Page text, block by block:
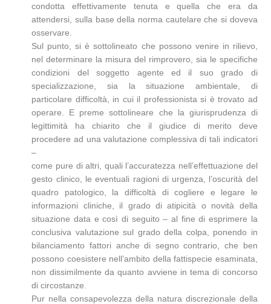
condotta effettivamente tenuta e quella che era da
attendersi, sulla base della norma cautelare che si doveva
osservare.
Sul punto, si è sottolineato che possono venire in rilievo,
nel determinare la misura del rimprovero, sia le specifiche
condizioni del soggetto agente ed il suo grado di
specializzazione, sia la situazione ambientale, di
particolare difficoltà, in cui il professionista si è trovato ad
operare. E preme sottolineare che la giurisprudenza di
legittimità ha chiarito che il giudice di merito deve
procedere ad una valutazione complessiva di tali indicatori
–
come pure di altri, quali l’accuratezza nell’effettuazione del
gesto clinico, le eventuali ragioni di urgenza, l’oscurità del
quadro patologico, la difficoltà di cogliere e legare le
informazioni cliniche, il grado di atipicità o novità della
situazione data e così di seguito – al fine di esprimere la
conclusiva valutazione sul grado della colpa, ponendo in
bilanciamento fattori anche di segno contrario, che ben
possono coesistere nell’ambito della fattispecie esaminata,
non dissimilmente da quanto avviene in tema di concorso
di circostanze.
Pur nella consapevolezza della natura discrezionale della